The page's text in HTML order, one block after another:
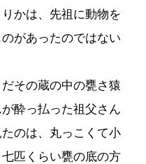
かは、先祖に動物を
があったのではない
その蔵の中の甕さ猿
酔っ払った祖父さん
のは、丸っこくて小
匹くらい甕の底の方